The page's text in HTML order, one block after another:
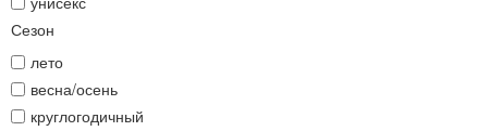
Сезон
лето
весна/осень
круглогодичный